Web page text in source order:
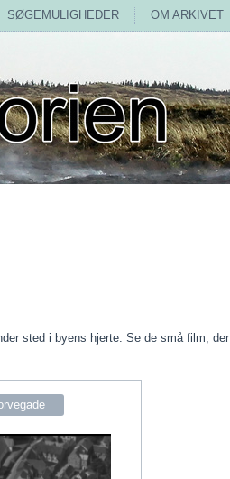
SØGEMULIGHEDER OM ARKIVET
sted i byens hjerte. Se de små film, der